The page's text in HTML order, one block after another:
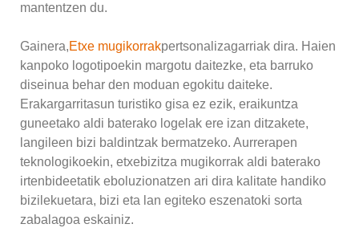
mantentzen du.
Gainera,Etxe mugikorrakpertsonalizagarriak dira. Haien
kanpoko logotipoekin margotu daitezke, eta barruko
diseinua behar den moduan egokitu daiteke.
Erakargarritasun turistiko gisa ez ezik, eraikuntza
guneetako aldi baterako logelak ere izan ditzakete,
langileen bizi baldintzak bermatzeko. Aurrerapen
teknologikoekin, etxebizitza mugikorrak aldi baterako
irtenbideetatik eboluzionatzen ari dira kalitate handiko
bizilekuetara, bizi eta lan egiteko eszenatoki sorta
zabalagoa eskainiz.